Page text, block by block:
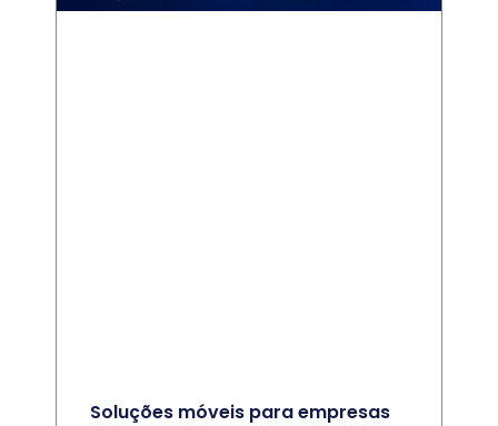
Soluções móveis para empresas